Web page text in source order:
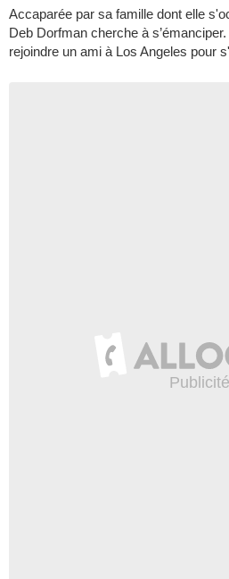
Accaparée par sa famille dont elle
Deb Dorfman cherche à
rejoindre un ami à Los Angeles pour